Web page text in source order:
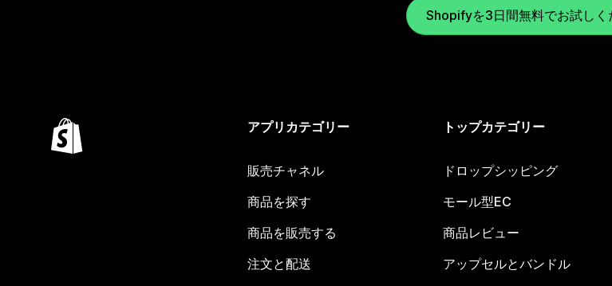
Shopifyを3日間無料でお試しく
アプリカテゴリー
販売チャネル
商品を探す
商品を販売する
注文と配送
トップカテゴリー
ドロップシッピング
モール型EC
商品レビュー
アップセルとバンドル